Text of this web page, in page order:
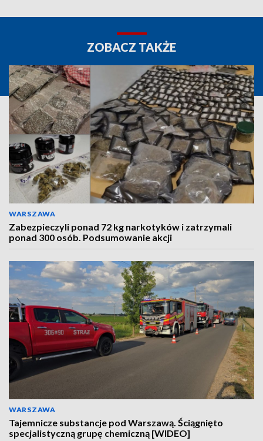
ZOBACZ TAKŻE
WARSZAWA
Zabezpieczyli ponad 72 kg narkotyków i zatrzymali
ponad 300 osób. Podsumowanie akcji
WARSZAWA
Tajemnicze substancje pod Warszawą. Ściągnięto
specjalistyczną grupę chemiczną [WIDEO]